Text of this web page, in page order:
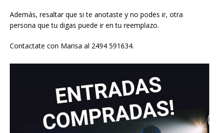
Además, resaltar que si te anotaste y no podes ir, otra
persona que tu digas puede ir en tu reemplazo.
Contactate con Marisa al 2494 591634.